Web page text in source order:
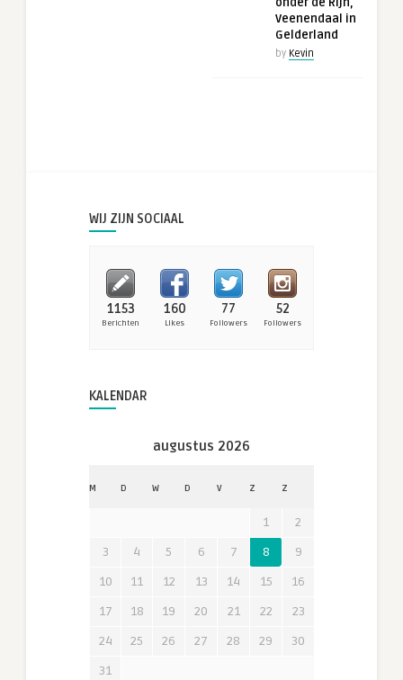
Veenendaal in
Gelderland
by Kevin
WIJ ZIJN SOCIAAL
1153
Berichten
160
Likes
77
Followers
52
Followers
KALENDAR
augustus 2026
M D W D V Z Z
1
2
3
4 5 6 7 8
9
10
11 12 13 14 15
16
17
18 19 20 21 22
23
24
25 26 27 28 29
30
31